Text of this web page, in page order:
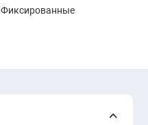
Фиксированные